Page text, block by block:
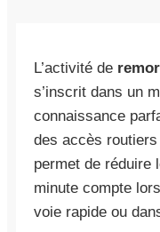
L’activité de
s’inscrit dans un
connaissance
des accès
permet de réduire
minute compte
voie rapide ou